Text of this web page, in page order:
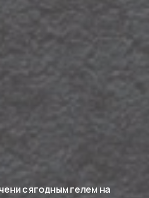
с ягодным гелем на